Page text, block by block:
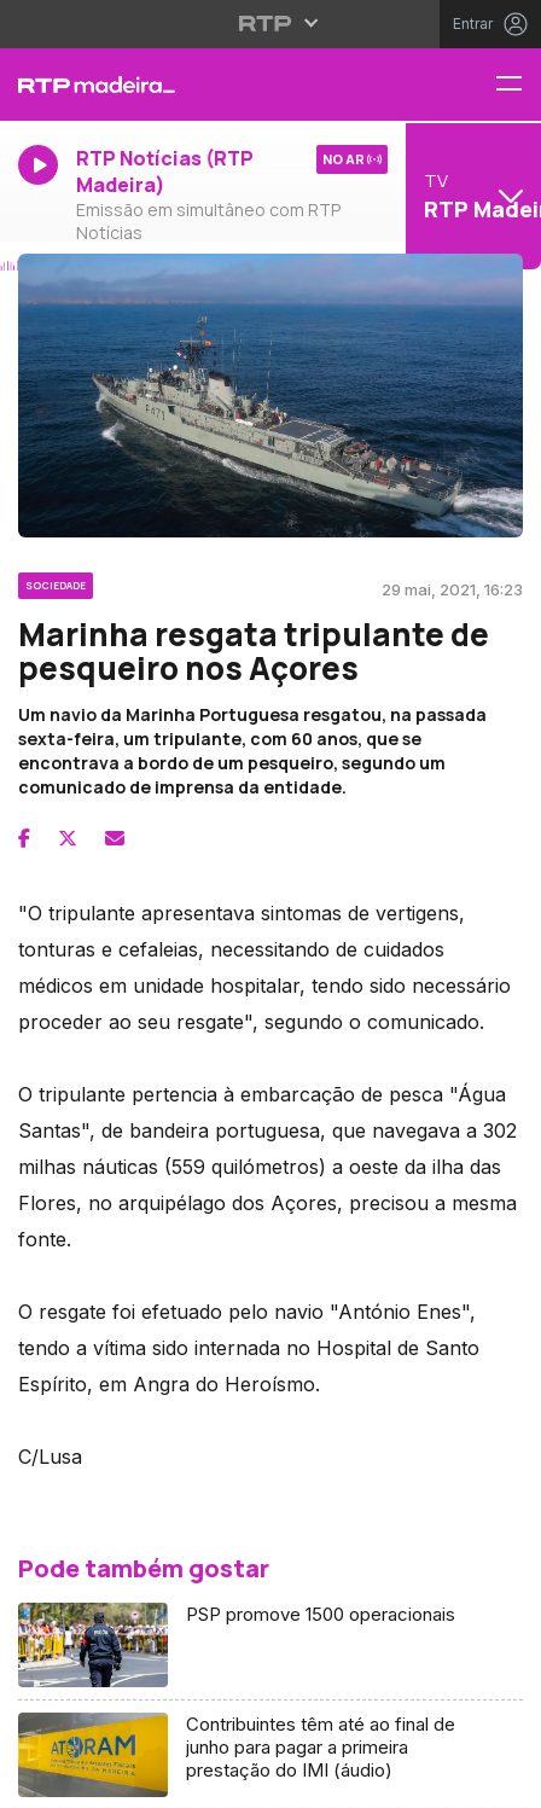
Entrar
RTP Notícias (RTP
Madeira)
Emissão em simultâneo com RTP
Notícias
NO AR
TV
RTP
SOCIEDADE 29 mai, 2021, 16:23
Marinha resgata tripulante de
pesqueiro nos Açores
Um navio da Marinha Portuguesa resgatou, na passada
sexta-feira, um tripulante, com 60 anos, que se
encontrava a bordo de um pesqueiro, segundo um
comunicado de imprensa da entidade.
"O tripulante apresentava sintomas de vertigens,
tonturas e cefaleias, necessitando de cuidados
médicos em unidade hospitalar, tendo sido necessário
proceder ao seu resgate", segundo o comunicado.
O tripulante pertencia à embarcação de pesca "Água
Santas", de bandeira portuguesa, que navegava a 302
milhas náuticas (559 quilómetros) a oeste da ilha das
Flores, no arquipélago dos Açores, precisou a mesma
fonte.
O resgate foi efetuado pelo navio "António Enes",
tendo a vítima sido internada no Hospital de Santo
Espírito, em Angra do Heroísmo.
C/Lusa
Pode também gostar
PSP promove 1500 operacionais
Contribuintes têm até ao final de
junho para pagar a primeira
prestação do IMI (áudio)